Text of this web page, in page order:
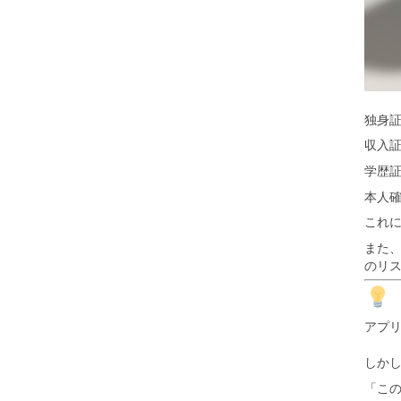
独身
収入
学歴
本人
これ
また
のリ
アプ
しか
「こ